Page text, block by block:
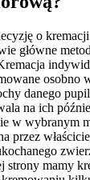
o
główne
osobno
danego
na ich
w wybranym
przez
strony mamy